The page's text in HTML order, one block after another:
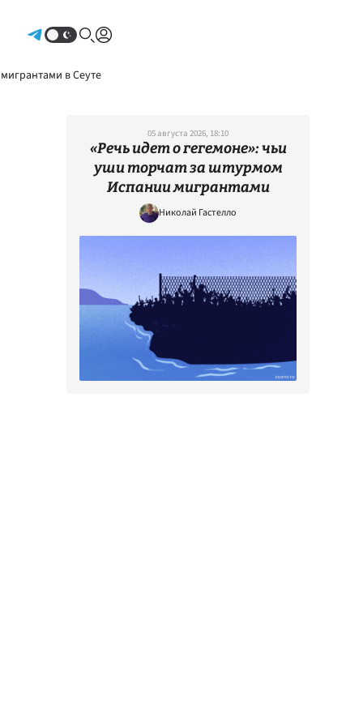
в Сеуте
05 августа 2026, 18:10
«Речь идет о гегемоне»: чьи
уши торчат за штурмом
Испании мигрантами
Николай Гастелло